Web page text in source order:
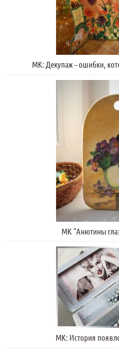
МК: Декупаж – ошибки,
МК "Анютины
МК: История